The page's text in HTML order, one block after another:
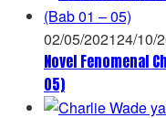
02/05/202124/10/
Novel Fenomenal
05)